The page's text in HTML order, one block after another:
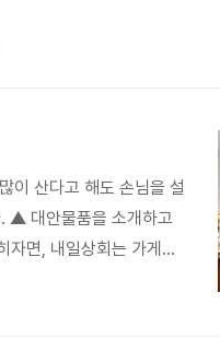
이 산다고 해도 손님을 설
▲ 대안물품을 소개하고
면, 내일상회는 가게를
이고, 쓰레기 문제에 관